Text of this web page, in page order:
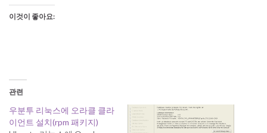
이것이 좋아요:
관련
우분투 리눅스에 오라클 클라
이언트 설치(rpm 패키지)